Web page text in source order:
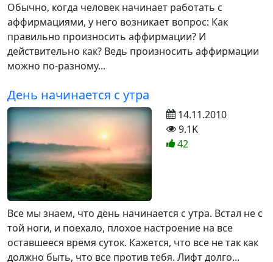
Обычно, когда человек начинает работать с
аффирмациями, у него возникает вопрос: Как
правильно произносить аффирмации? И
действительно как? Ведь произносить аффирмации
можно по-разному...
День начинается с утра
Все мы знаем, что день начинается с утра. Встал не с
той ноги, и поехало, плохое настроение на все
оставшееся время суток. Кажется, что все не так как
должно быть, что все против тебя. Лифт долго...
14.11.2010
9.1K
42